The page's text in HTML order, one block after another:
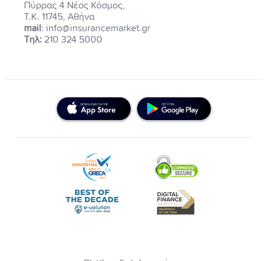
Πύρρας 4 Νέος Κόσμος,
Τ.Κ. 11745, Αθήνα
mail: info@insurancemarket.gr
Τηλ: 210 324 5000